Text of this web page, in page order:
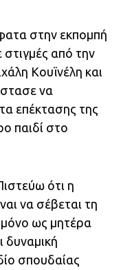
στην εκπομπή
από την
Κουϊνέλη και
να
επέκτασης της
παιδί στο
ότι η
να σέβεται τη
μόνο ως μητέρα
δυναμική
σπουδαίας